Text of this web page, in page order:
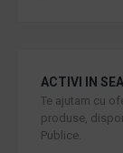
ACTIVI IN
Te ajutam cu
produse,
Publice.